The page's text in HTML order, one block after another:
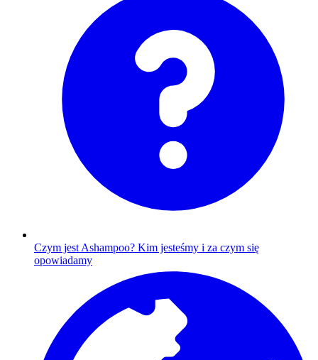
Czym jest Ashampoo? Kim jesteśmy i za czym się
opowiadamy